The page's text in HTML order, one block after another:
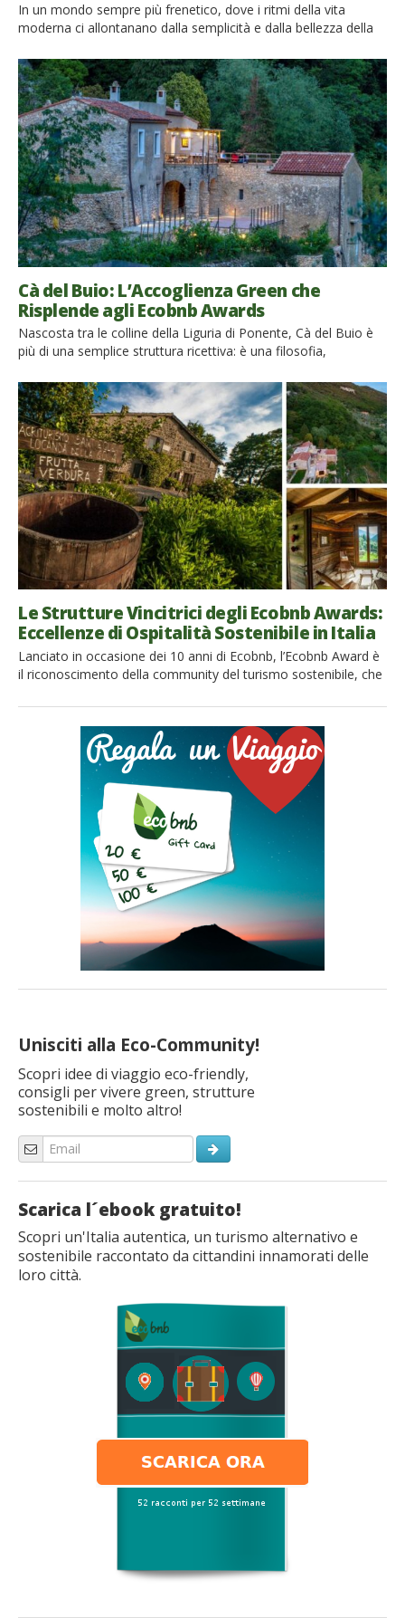
Unisciti alla Eco-Community!
Scopri idee di viaggio eco-friendly,
consigli per vivere green, strutture
sostenibili e molto altro!
Scarica l´ebook gratuito!
Scopri un'Italia autentica, un turismo alternativo e
sostenibile raccontato da cittandini innamorati delle
loro città.
In un mondo sempre più frenetico, dove i ritmi della vita
moderna ci allontanano dalla semplicità e dalla bellezza della
dove il rispetto per l’ambiente, per gli animali e per l’uomo
sono al centro dell’esperienza. È il caso di Ritorno Alla Natura,
una struttura […]
Cà del Buio: L’Accoglienza Green che
Risplende agli Ecobnb Awards
Nascosta tra le colline della Liguria di Ponente, Cà del Buio è
più di una semplice struttura ricettiva: è una filosofia,
Vincitrice degli Ecobnb Awards, rappresenta l’essenza di un
turismo responsabile che unisce rispetto per l’ambiente e
autenticità. Abbiamo avuto il piacere di intervistare Paolo, co-
fondatore del progetto […]
Le Strutture Vincitrici degli Ecobnb Awards:
Eccellenze di Ospitalità Sostenibile in Italia
Lanciato in occasione dei 10 anni di Ecobnb, l’Ecobnb Award è
il riconoscimento della community del turismo sostenibile, che
impegno verso la sostenibilità ambientale e sociale. Scopriamo
insieme quali sono le ospitalità nominate agli Ecobnb Awards e
le strutture ricettive vincitrici. In un mondo sempre […]